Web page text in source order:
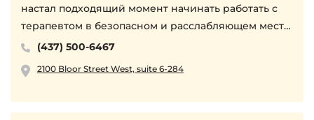
настал подходящий момент начинать работать с
терапевтом в безопасном и расслабляющем месте,
где вы сможете найти ответы.
понять свои истинные потребности, выделить
контролировать обстоятельства.
(437) 500-6467
2100 Bloor Street West, suite 6-284